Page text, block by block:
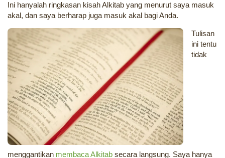
Ini hanyalah ringkasan kisah Alkitab yang menurut saya masuk
akal, dan saya berharap juga masuk akal bagi Anda.
Tulisan
ini tentu
tidak
menggantikan membaca Alkitab secara langsung. Saya hanya